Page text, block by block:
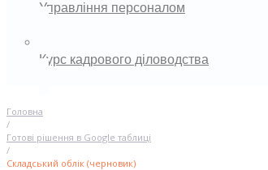
Управління персоналом
Курс кадрового діловодства
Головна
/
Готові рішення в Google таблиці
/
Складський облік (черновик)